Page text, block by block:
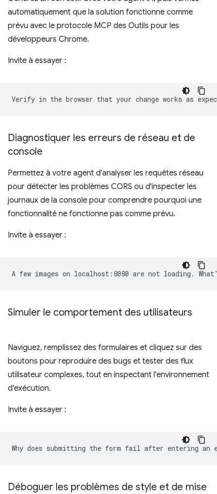
automatiquement que la solution fonctionne comme
prévu avec le protocole MCP des Outils pour les
développeurs Chrome.
Invite à essayer :
Diagnostiquer les erreurs de réseau et de
console
Permettez à votre agent d'analyser les requêtes réseau
pour détecter les problèmes CORS ou d'inspecter les
journaux de la console pour comprendre pourquoi une
fonctionnalité ne fonctionne pas comme prévu.
Invite à essayer :
Simuler le comportement des utilisateurs
Naviguez, remplissez des formulaires et cliquez sur des
boutons pour reproduire des bugs et tester des flux
utilisateur complexes, tout en inspectant l'environnement
d'exécution.
Invite à essayer :
Déboguer les problèmes de style et de mise